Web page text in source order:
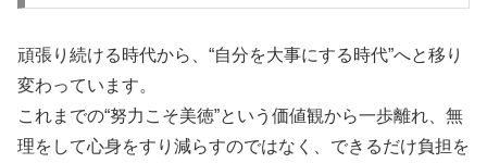
頑張り続ける時代から、“自分を大事にする時代”へと移り
変わっています。
これまでの“努力こそ美徳”という価値観から一歩離れ、無
理をして心身をすり減らすのではなく、できるだけ負担を